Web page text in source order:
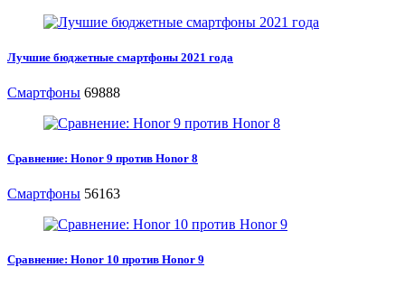
Лучшие бюджетные смартфоны 2021 года
Смартфоны 69888
Сравнение: Honor 9 против Honor 8
Смартфоны 56163
Сравнение: Honor 10 против Honor 9